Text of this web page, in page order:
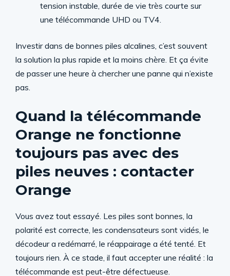
tension instable, durée de vie très courte sur
une télécommande UHD ou TV4.
Investir dans de bonnes piles alcalines, c’est souvent
la solution la plus rapide et la moins chère. Et ça évite
de passer une heure à chercher une panne qui n’existe
pas.
Quand la télécommande
Orange ne fonctionne
toujours pas avec des
piles neuves : contacter
Orange
Vous avez tout essayé. Les piles sont bonnes, la
polarité est correcte, les condensateurs sont vidés, le
décodeur a redémarré, le réappairage a été tenté. Et
toujours rien. À ce stade, il faut accepter une réalité : la
télécommande est peut-être défectueuse.